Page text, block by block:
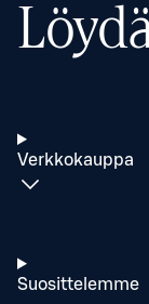
Verkkokauppa
Suosittelemme